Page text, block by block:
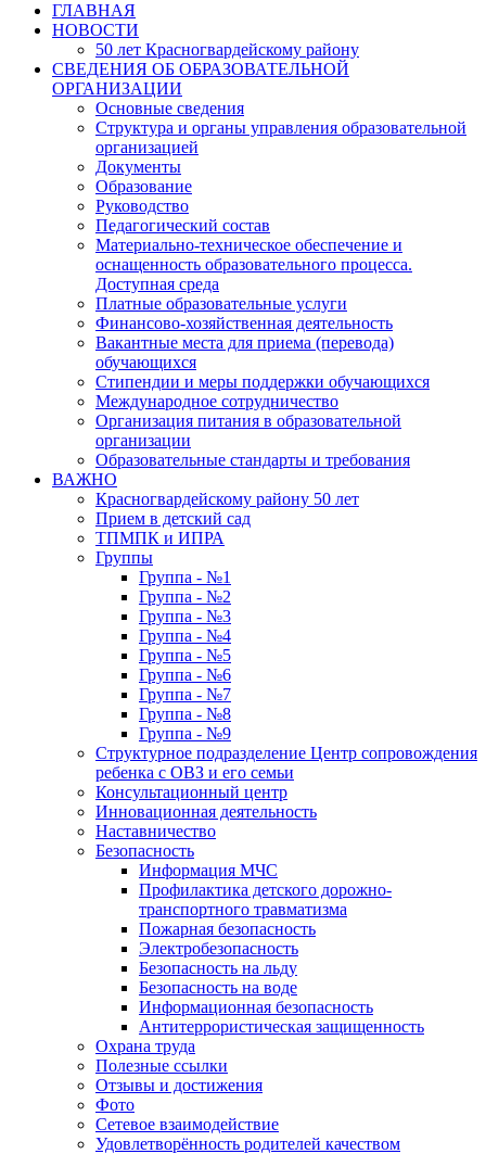
ГЛАВНАЯ
НОВОСТИ
50 лет Красногвардейскому району
СВЕДЕНИЯ ОБ ОБРАЗОВАТЕЛЬНОЙ
ОРГАНИЗАЦИИ
Основные сведения
Структура и органы управления образовательной
организацией
Документы
Образование
Руководство
Педагогический состав
Материально-техническое обеспечение и
оснащенность образовательного процесса.
Доступная среда
Платные образовательные услуги
Финансово-хозяйственная деятельность
Вакантные места для приема (перевода)
обучающихся
Стипендии и меры поддержки обучающихся
Международное сотрудничество
Организация питания в образовательной
организации
Образовательные стандарты и требования
ВАЖНО
Красногвардейскому району 50 лет
Прием в детский сад
ТПМПК и ИПРА
Группы
Группа - №1
Группа - №2
Группа - №3
Группа - №4
Группа - №5
Группа - №6
Группа - №7
Группа - №8
Группа - №9
Структурное подразделение Центр сопровождения
ребенка с ОВЗ и его семьи
Консультационный центр
Инновационная деятельность
Наставничество
Безопасность
Информация МЧС
Профилактика детского дорожно-
транспортного травматизма
Пожарная безопасность
Электробезопасность
Безопасность на льду
Безопасность на воде
Информационная безопасность
Антитеррористическая защищенность
Охрана труда
Полезные ссылки
Отзывы и достижения
Фото
Сетевое взаимодействие
Удовлетворённость родителей качеством